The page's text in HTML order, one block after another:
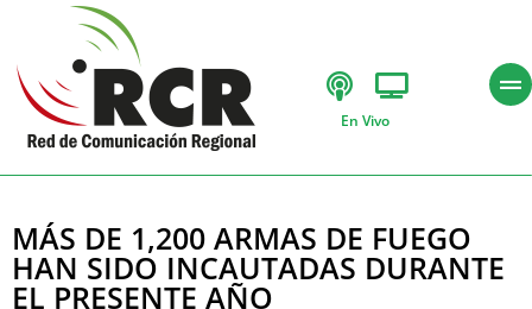
En Vivo
MÁS DE 1,200 ARMAS DE FUEGO
HAN SIDO INCAUTADAS DURANTE
EL PRESENTE AÑO